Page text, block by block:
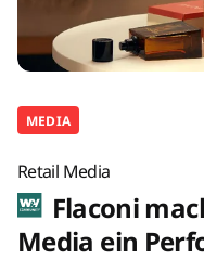
MEDIA
Retail Media
Flaconi
Media ein